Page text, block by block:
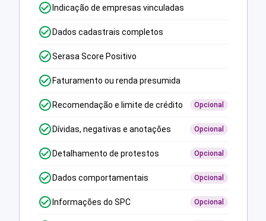
Indicação de empresas vinculadas
Dados cadastrais completos
Serasa Score Positivo
Faturamento ou renda presumida
Recomendação e limite de crédito Opcional
Dívidas, negativas e anotações Opcional
Detalhamento de protestos Opcional
Dados comportamentais Opcional
Informações do SPC Opcional